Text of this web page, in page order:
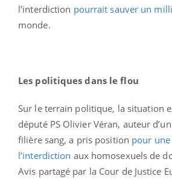
l’interdiction pourrait sauver un
monde.
Les politiques dans le flou
Sur le terrain politique, la situation
député PS Olivier Véran, auteur
filière sang, a pris position pour
l’interdiction aux homosexuels de
Avis partagé par la Cour de Justice